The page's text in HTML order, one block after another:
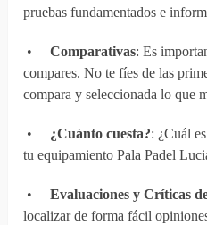
pruebas fundamentados e
•Comparativas: Es
compares. No te fíes de las
compara y seleccionada lo que
• ¿Cuánto cuesta?: ¿Cuál
tu equipamiento Pala Padel
•Evaluaciones y Críticas
localizar de forma fácil